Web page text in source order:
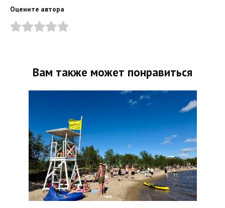
Оцените автора
Вам также может понравиться